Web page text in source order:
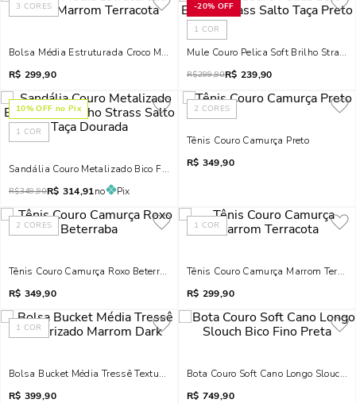
3 CORES
Bolsa Média Estruturada Croco Marrom Terracota
R$ 299,90
-20% OFF
1 COR
Mule Couro Pelica Soft Brilho Strass
R$299,90R$ 239,90
10% OFF no Pix
1 COR
Sandália Couro Metalizado Bico Folha Brilho Strass Salto Taça Dourada
R$349,90R$ 314,91no Pix
2 CORES
Tênis Couro Camurça Preto
R$ 349,90
2 CORES
Tênis Couro Camurça Roxo Beterraba
R$ 349,90
1 COR
Tênis Couro Camurça Marrom
R$ 299,90
1 COR
Bolsa Bucket Média Tressê Texturizado Marrom Dark
R$ 399,90
Bota Couro Soft Cano Longo Slouch
R$ 749,90